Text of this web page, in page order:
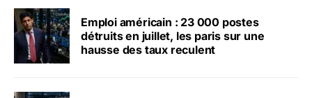
Emploi américain : 23 000 postes
détruits en juillet, les paris sur une
hausse des taux reculent